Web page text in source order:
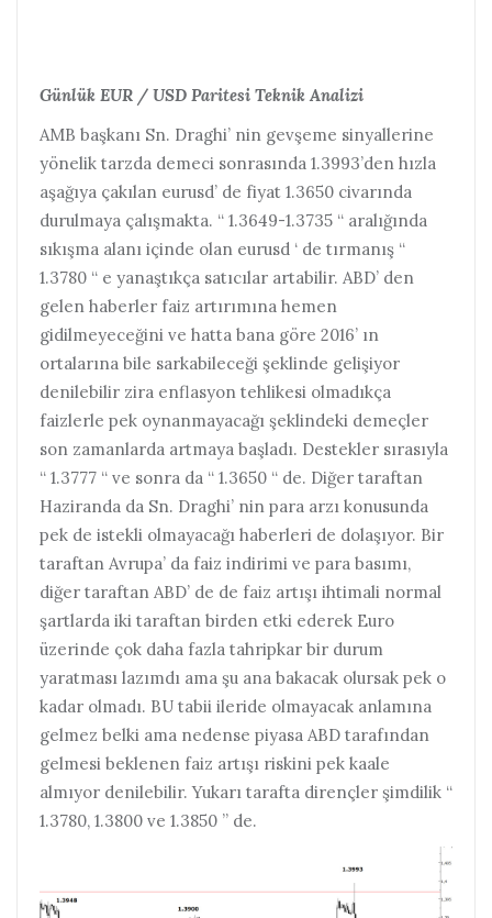
Günlük EUR / USD Paritesi Teknik Analizi
AMB başkanı Sn. Draghi’ nin gevşeme sinyallerine
yönelik tarzda demeci sonrasında 1.3993’den hızla
aşağıya çakılan eurusd’ de fiyat 1.3650 civarında
durulmaya çalışmakta. “ 1.3649-1.3735 “ aralığında
sıkışma alanı içinde olan eurusd ‘ de tırmanış “
1.3780 “ e yanaştıkça satıcılar artabilir. ABD’ den
gelen haberler faiz artırımına hemen
gidilmeyeceğini ve hatta bana göre 2016’ ın
ortalarına bile sarkabileceği şeklinde gelişiyor
denilebilir zira enflasyon tehlikesi olmadıkça
faizlerle pek oynanmayacağı şeklindeki demeçler
son zamanlarda artmaya başladı. Destekler sırasıyla
“ 1.3777 “ ve sonra da “ 1.3650 “ de. Diğer taraftan
Haziranda da Sn. Draghi’ nin para arzı konusunda
pek de istekli olmayacağı haberleri de dolaşıyor. Bir
taraftan Avrupa’ da faiz indirimi ve para basımı,
diğer taraftan ABD’ de de faiz artışı ihtimali normal
şartlarda iki taraftan birden etki ederek Euro
üzerinde çok daha fazla tahripkar bir durum
yaratması lazımdı ama şu ana bakacak olursak pek o
kadar olmadı. BU tabii ileride olmayacak anlamına
gelmez belki ama nedense piyasa ABD tarafından
gelmesi beklenen faiz artışı riskini pek kaale
almıyor denilebilir. Yukarı tarafta dirençler şimdilik “
1.3780, 1.3800 ve 1.3850 ” de.